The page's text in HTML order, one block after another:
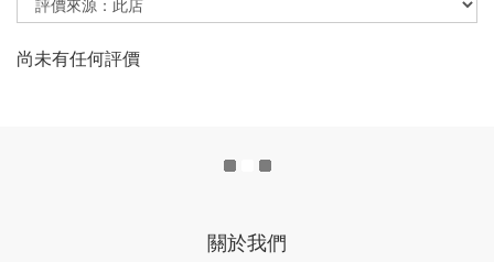
尚未有任何評價
關於我們